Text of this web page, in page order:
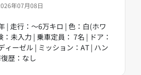
年07月08日
| 走行：～6万キロ | 色：白(ホワ
：未入力 | 乗車定員： 7名 | ドア：
ィーゼル | ミッション：AT | ハン
歴：なし